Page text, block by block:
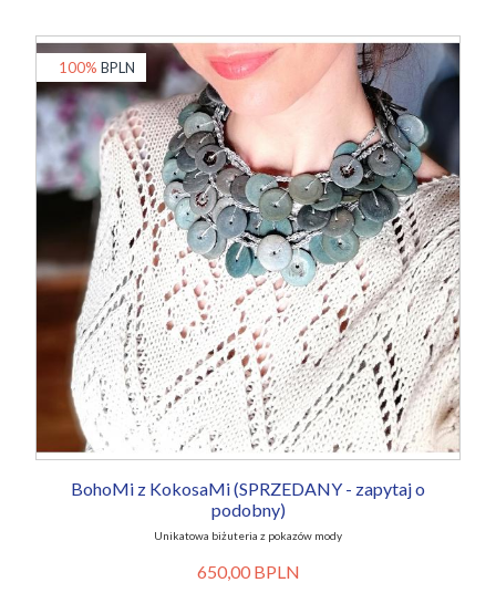
100% BPLN
BohoMi z KokosaMi (SPRZEDANY - zapytaj o
podobny)
Unikatowa biżuteria z pokazów mody
650,00 BPLN